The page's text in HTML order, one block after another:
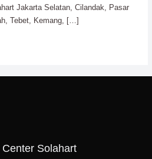
Jakarta Selatan, Cilandak, Pasar
Tebet, Kemang, […]
Solahart